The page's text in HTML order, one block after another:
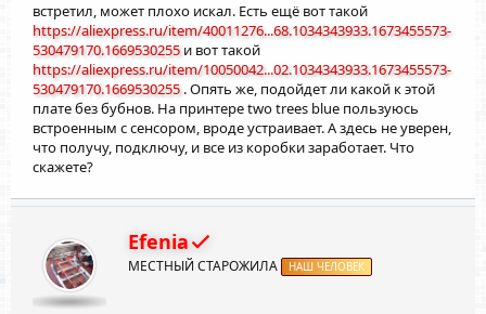
встретил, может плохо искал. Есть ещё вот такой
https://aliexpress.ru/item/40011276...68.1034343933.1673455573-
530479170.1669530255и вот такой
https://aliexpress.ru/item/10050042...02.1034343933.1673455573-
530479170.1669530255. Опять же, подойдет ли какой к этой
плате без бубнов. На принтере two trees blue пользуюсь
встроенным с сенсором, вроде устраивает. А здесь не уверен,
что получу, подключу, и все из коробки заработает. Что
скажете?
Efenia
МЕСТНЫЙ СТАРОЖИЛА НАШ ЧЕЛОВЕК